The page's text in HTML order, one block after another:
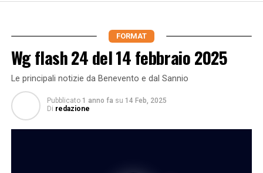
FORMAT
Wg flash 24 del 14 febbraio 2025
Le principali notizie da Benevento e dal Sannio
Pubblicato 1 anno fa su 14 Feb, 2025
Di redazione